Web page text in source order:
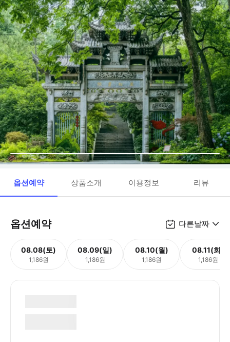
옵션예약 상품소개 이용정보 리뷰
옵션예약 다른날짜
08.08(토)
1,186원
08.09(일)
1,186원
08.10(월)
1,186원
08.11(화)
1,186원